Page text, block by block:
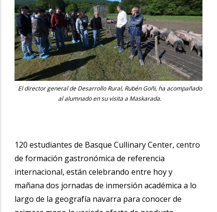
El director general de Desarrollo Rural, Rubén Goñi, ha acompañado
al alumnado en su visita a Maskarada.
120 estudiantes de Basque Cullinary Center, centro
de formación gastronómica de referencia
internacional, están celebrando entre hoy y
mañana dos jornadas de inmersión académica a lo
largo de la geografía navarra para conocer de